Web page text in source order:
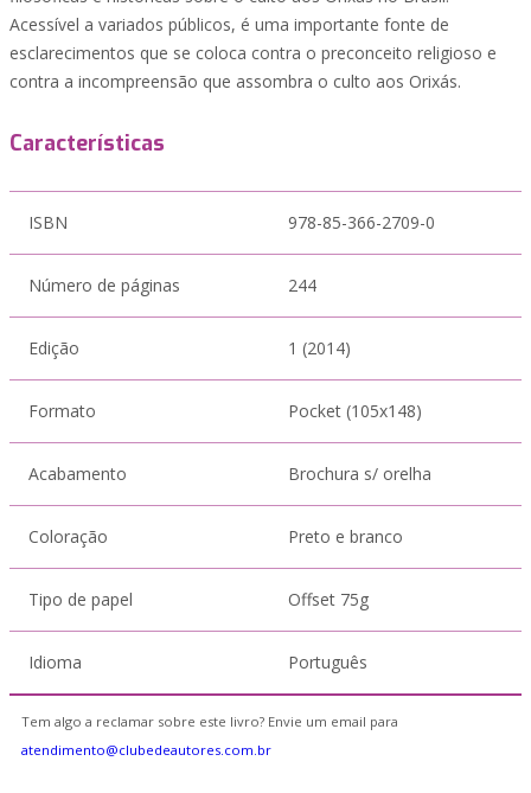
Acessível a variados públicos, é uma importante fonte de
esclarecimentos que se coloca contra o preconceito religioso e
contra a incompreensão que assombra o culto aos Orixás.
Características
ISBN 978-85-366-2709-0
Número de páginas 244
Edição 1 (2014)
Formato Pocket (105x148)
Acabamento Brochura s/ orelha
Coloração Preto e branco
Tipo de papel Offset 75g
Idioma Português
Tem algo a reclamar sobre este livro? Envie um email para
atendimento@clubedeautores.com.br